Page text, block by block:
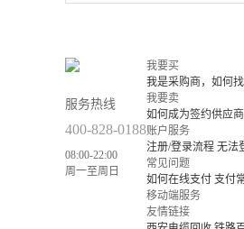
服务热线
400-828-0188
08:00-22:00
周一至周日
我要买
我是采购商，如何找
我要卖
如何成为签约供应商
账户服务
注册/登录流程 无法
常见问题
如何在线支付 支付
移动端服务
友情链接